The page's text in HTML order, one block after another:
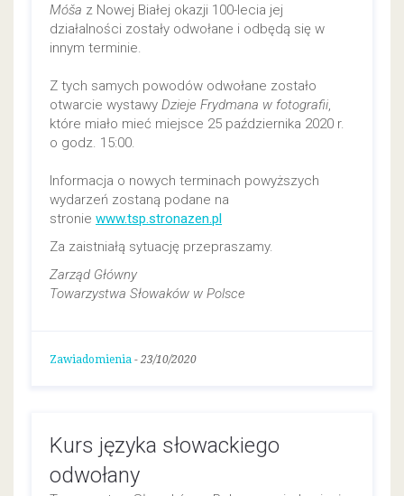
Móša z Nowej Białej okazji 100-lecia jej
działalności zostały odwołane i odbędą się w
innym terminie.
Z tych samych powodów odwołane zostało
otwarcie wystawy Dzieje Frydmana w fotografii,
które miało mieć miejsce 25 października 2020 r.
o godz. 15:00.
Informacja o nowych terminach powyższych
wydarzeń zostaną podane na
stronie www.tsp.stronazen.pl
Za zaistniałą sytuację przepraszamy.
Zarząd Główny
Towarzystwa Słowaków w Polsce
Zawiadomienia - 23/10/2020
Kurs języka słowackiego
odwołany